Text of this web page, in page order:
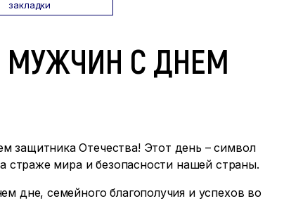
закладки
МУЖЧИН С ДНЕМ
защитника Отечества! Этот день – символ
страже мира и безопасности нашей страны.
дне, семейного благополучия и успехов во